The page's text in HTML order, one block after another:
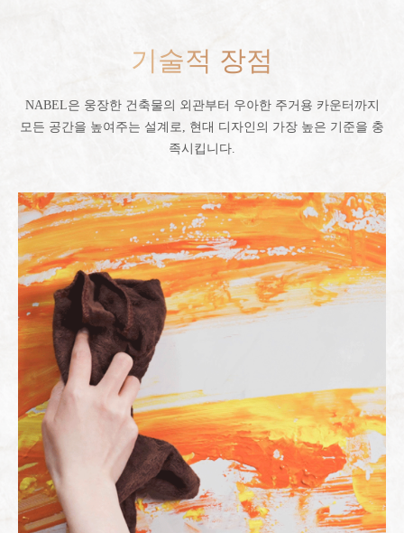
기술적 장점
NABEL은 웅장한 건축물의 외관부터 우아한 주거용 카운터까지
모든 공간을 높여주는 설계로, 현대 디자인의 가장 높은 기준을 충
족시킵니다.